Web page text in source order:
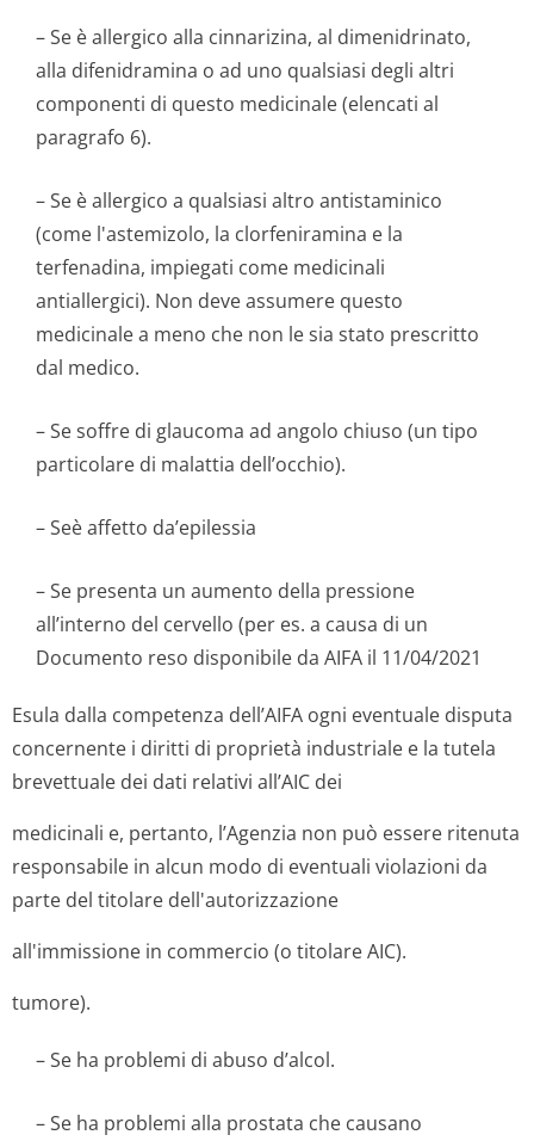
– Se è allergico alla cinnarizina, al dimenidrinato,
alla difenidramina o ad uno qualsiasi degli altri
componenti di questo medicinale (elencati al
paragrafo 6).
– Se è allergico a qualsiasi altro antistaminico
(come l'astemizolo, la clorfeniramina e la
terfenadina, impiegati come medicinali
antiallergici). Non deve assumere questo
medicinale a meno che non le sia stato prescritto
dal medico.
– Se soffre di glaucoma ad angolo chiuso (un tipo
particolare di malattia dell’occhio).
– Seè affetto da’epilessia
– Se presenta un aumento della pressione
all’interno del cervello (per es. a causa di un
Documento reso disponibile da AIFA il 11/04/2021
Esula dalla competenza dell’AIFA ogni eventuale disputa
concernente i diritti di proprietà industriale e la tutela
brevettuale dei dati relativi all’AIC dei
medicinali e, pertanto, l’Agenzia non può essere ritenuta
responsabile in alcun modo di eventuali violazioni da
parte del titolare dell'autorizza­zione
all'immissione in commercio (o titolare AIC).
tumore).
– Se ha problemi di abuso d’alcol.
– Se ha problemi alla prostata che causano